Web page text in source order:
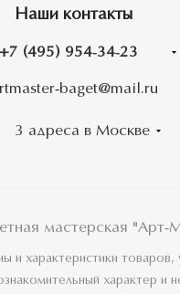
Наши контакты
+7 (495) 954-34-23
baget@mail.ru
3 адреса в Москве
мастерская "Арт-
и характеристики товаров,
характер и